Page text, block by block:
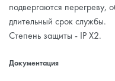
подвергаются перегреву,
длительный срок службы.
Степень защиты - IP X2.
Документация